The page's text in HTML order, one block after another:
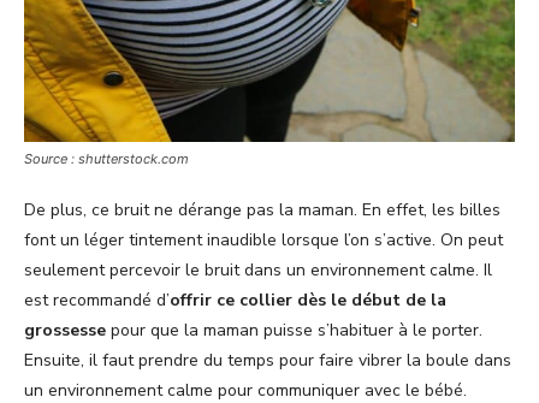
Source : shutterstock.com
De plus, ce bruit ne dérange pas la maman. En effet, les billes
font un léger tintement inaudible lorsque l’on s’active. On peut
seulement percevoir le bruit dans un environnement calme. Il
est recommandé d’offrir ce collier dès le début de la
grossesse pour que la maman puisse s’habituer à le porter.
Ensuite, il faut prendre du temps pour faire vibrer la boule dans
un environnement calme pour communiquer avec le bébé.